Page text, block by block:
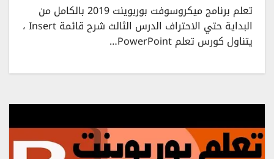
تعلم برنامج ميكروسوفت بوربوينت 2019 بالكامل من
البداية حتي الاحتراف الدرس الثالث شرح قائمة Insert ،
يتناول كورس تعلم PowerPoint…